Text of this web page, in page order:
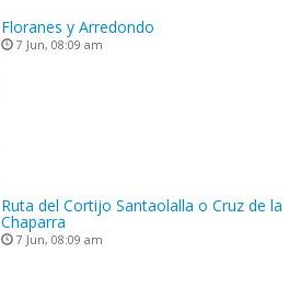
Floranes y Arredondo
7 Jun, 08:09 am
Ruta del Cortijo Santaolalla o Cruz de la
Chaparra
7 Jun, 08:09 am